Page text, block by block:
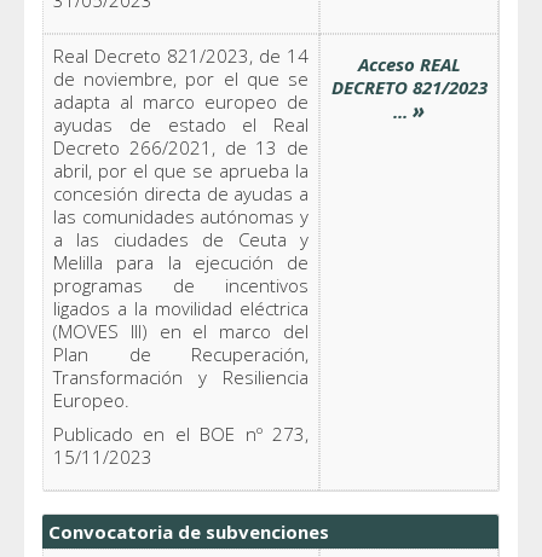
Real Decreto 821/2023, de 14
de noviembre, por el que se
adapta al marco europeo de
ayudas de estado el Real
Decreto 266/2021, de 13 de
abril, por el que se aprueba la
concesión directa de ayudas a
las comunidades autónomas y
a las ciudades de Ceuta y
Melilla para la ejecución de
programas de incentivos
ligados a la movilidad eléctrica
(MOVES III) en el marco del
Plan de Recuperación,
Transformación y Resiliencia
Europeo.
Publicado en el BOE nº 273,
15/11/2023
Acceso REAL
DECRETO 821/2023
... »
Convocatoria de subvenciones